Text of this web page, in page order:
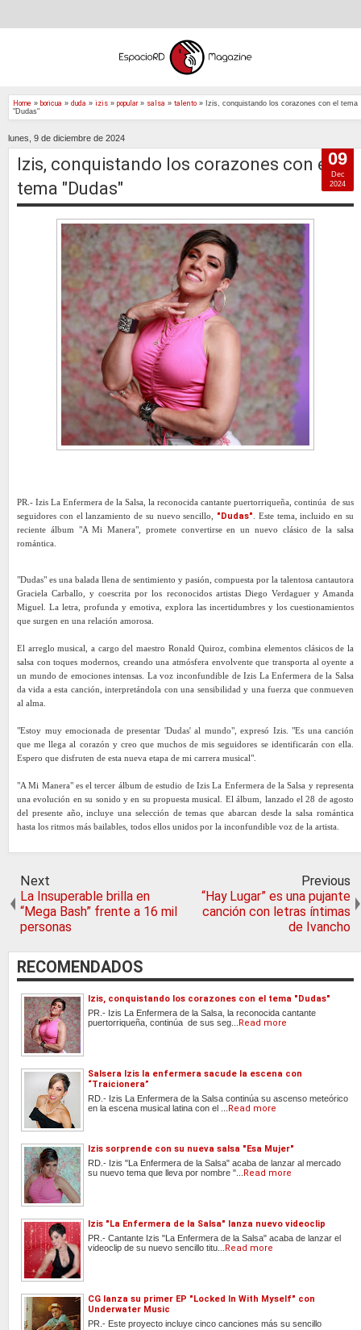
Home » boricua » duda » izis » popular» salsa » talento » Izis, conquistando los corazones con el tema
"Dudas"
lunes, 9 de diciembre de 2024
Izis, conquistando los corazones con el
tema "Dudas"
PR.- Izis La Enfermera de la Salsa, la reconocida cantante puertorriqueña, continúa de sus
seguidores con el lanzamiento de su nuevo sencillo, "Dudas" . Este tema, incluido en su
reciente álbum "A Mi Manera", promete convertirse en un nuevo clásico de la salsa
romántica.
"Dudas" es una balada llena de sentimiento y pasión, compuesta por la talentosa cantautora
Graciela Carballo, y coescrita por los reconocidos artistas Diego Verdaguer y Amanda
Miguel. La letra, profunda y emotiva, explora las incertidumbres y los cuestionamientos
que surgen en una relación amorosa.
El arreglo musical, a cargo del maestro Ronald Quiroz, combina elementos clásicos de la
salsa con toques modernos, creando una atmósfera envolvente que transporta al oyente a
un mundo de emociones intensas. La voz inconfundible de Izis La Enfermera de la Salsa
da vida a esta canción, interpretándola con una sensibilidad y una fuerza que conmueven
al alma.
"Estoy muy emocionada de presentar 'Dudas' al mundo", expresó Izis. "Es una canción
que me llega al corazón y creo que muchos de mis seguidores se identificarán con ella.
Espero que disfruten de esta nueva etapa de mi carrera musical".
"A Mi Manera" es el tercer álbum de estudio de Izis La Enfermera de la Salsa y representa
una evolución en su sonido y en su propuesta musical. El álbum, lanzado el 28 de agosto
del presente año, incluye una selección de temas que abarcan desde la salsa romántica
hasta los ritmos más bailables, todos ellos unidos por la inconfundible voz de la artista.
09
Dec
2024
Next
La Insuperable brilla en
“Mega Bash” frente a 16 mil
personas
Previous
“Hay Lugar” es una pujante
canción con letras íntimas
de Ivancho
RECOMENDADOS
Izis, conquistando los corazones con el tema "Dudas"
PR.- Izis La Enfermera de la Salsa, la reconocida cantante
puertorriqueña, continúa de sus seg...
Read more
Salsera Izis la enfermera sacude la escena con
“Traicionera”
RD.- Izis La Enfermera de la Salsa continúa su ascenso meteórico
en la escena musical latina con el ...
Read more
Izis sorprende con su nueva salsa "Esa Mujer"
RD.- Izis "La Enfermera de la Salsa" acaba de lanzar al mercado
su nuevo tema que lleva por nombre "...
Read more
Izis "La Enfermera de la Salsa" lanza nuevo videoclip
PR.- Cantante Izis "La Enfermera de la Salsa" acaba de lanzar el
videoclip de su nuevo sencillo titu...
Read more
CG lanza su primer EP "Locked In With Myself" con
Underwater Music
PR.- Este proyecto incluye cinco canciones más su sencillo